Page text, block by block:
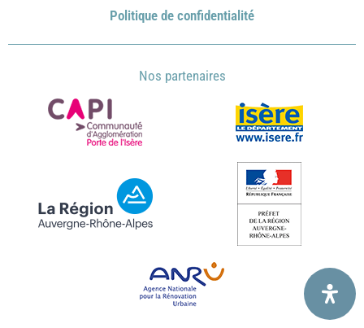
Politique de confidentialité
Nos partenaires